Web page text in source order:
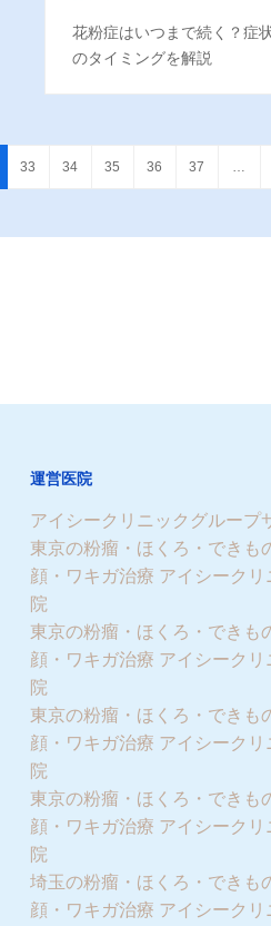
花粉症はいつまで続く？症
のタイミングを解説
33 34 35 36 37 …
運営医院
アイシークリニックグループ
東京の粉瘤・ほくろ・できも
顔・ワキガ治療 アイシークリ
院
東京の粉瘤・ほくろ・できも
顔・ワキガ治療 アイシークリ
院
東京の粉瘤・ほくろ・できも
顔・ワキガ治療 アイシークリ
院
東京の粉瘤・ほくろ・できも
顔・ワキガ治療 アイシークリ
院
埼玉の粉瘤・ほくろ・できも
顔・ワキガ治療 アイシークリ